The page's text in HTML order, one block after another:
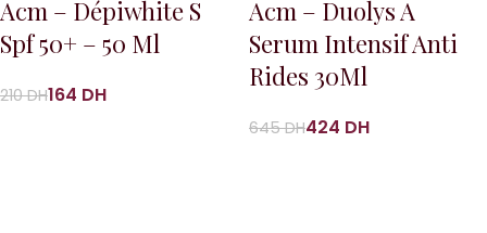
Acm – Dépiwhite S
Spf 50+ – 50 Ml
210DH164 DH
Acm – Duolys A
Serum Intensif Anti
Rides 30Ml
645DH424 DH